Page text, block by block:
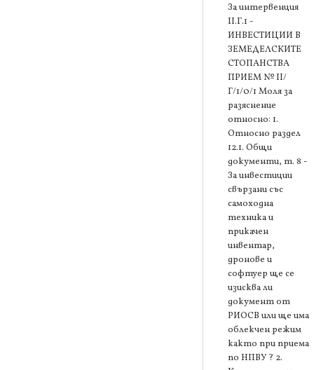
За интервенция
II.Г.1 -
ИНВЕСТИЦИИ В
ЗЕМЕДЕЛСКИТЕ
СТОПАНСТВА
ПРИЕМ № II/
Г/1/0/1 Моля за
разяснение
относно: 1.
Относно раздел
12.1. Общи
документи, т. 8 -
За инвестиции
свързани със
самоходна
техника и
прикачен
инвентар,
дронове и
софтуер ще се
изисква ли
документ от
РИОСВ или ще има
облекчен режим
както при приема
по НПВУ ? 2.